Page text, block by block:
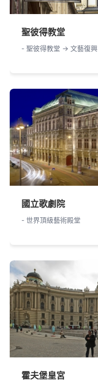
聖彼得教堂
- 聖彼得教堂 -> 文藝復興
國立歌劇院
- 世界頂級藝術殿堂
霍夫堡皇宮